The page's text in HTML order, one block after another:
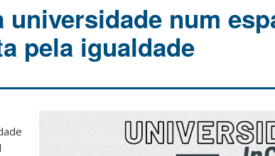
universidade num
pela igualdade